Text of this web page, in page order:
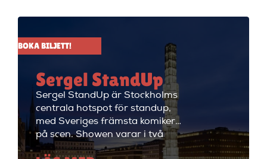
BOKA BILJETT!
Sergel StandUp
Sergel StandUp är Stockholms
centrala hotspot för standup,
med Sveriges främsta komiker
på scen. Showen varar i två
timmar med en paus, och